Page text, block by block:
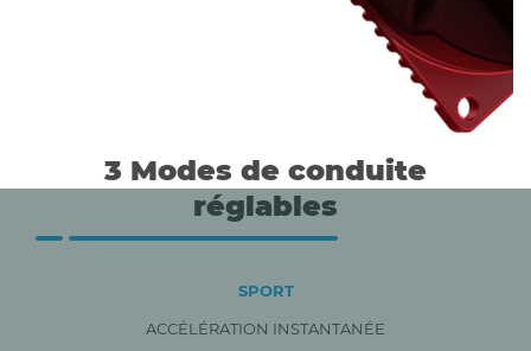
3 Modes de conduite
réglables
SPORT
ACCÉLÉRATION INSTANTANÉE